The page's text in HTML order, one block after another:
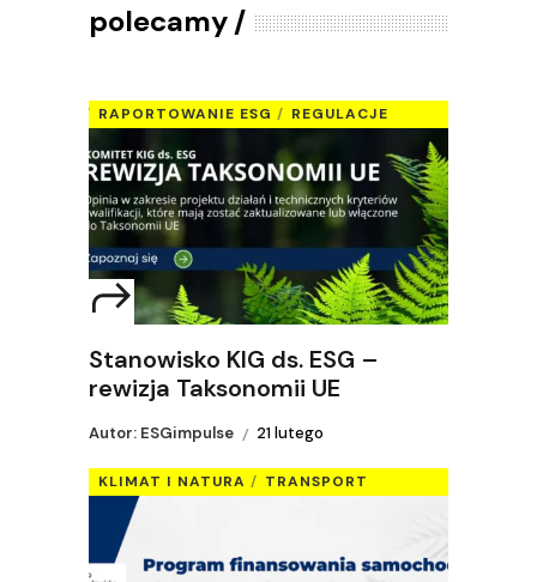
polecamy
RAPORTOWANIE ESG REGULACJE
Stanowisko KIG ds. ESG –
rewizja Taksonomii UE
Autor: ESGimpulse 21 lutego
KLIMAT I NATURA TRANSPORT